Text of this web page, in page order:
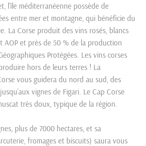
l’île méditerranéenne possède de
entre mer et montagne, qui bénéficie du
La Corse produit des vins rosés, blancs
AOP et près de 50 % de la production
Protégées. Les vins corses
hors de leurs terres ! La
vous guidera du nord au sud, des
vignes de Figari. Le Cap Corse
très doux, typique de la région.
plus de 7000 hectares, et sa
fromages et biscuits) saura vous